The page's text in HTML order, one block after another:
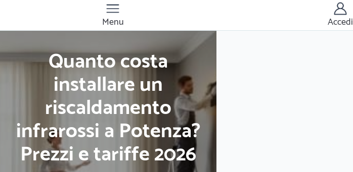
Quanto costa
installare un
riscaldamento
infrarossi a Potenza?
Prezzi e tariffe 2026
Menu Accedi